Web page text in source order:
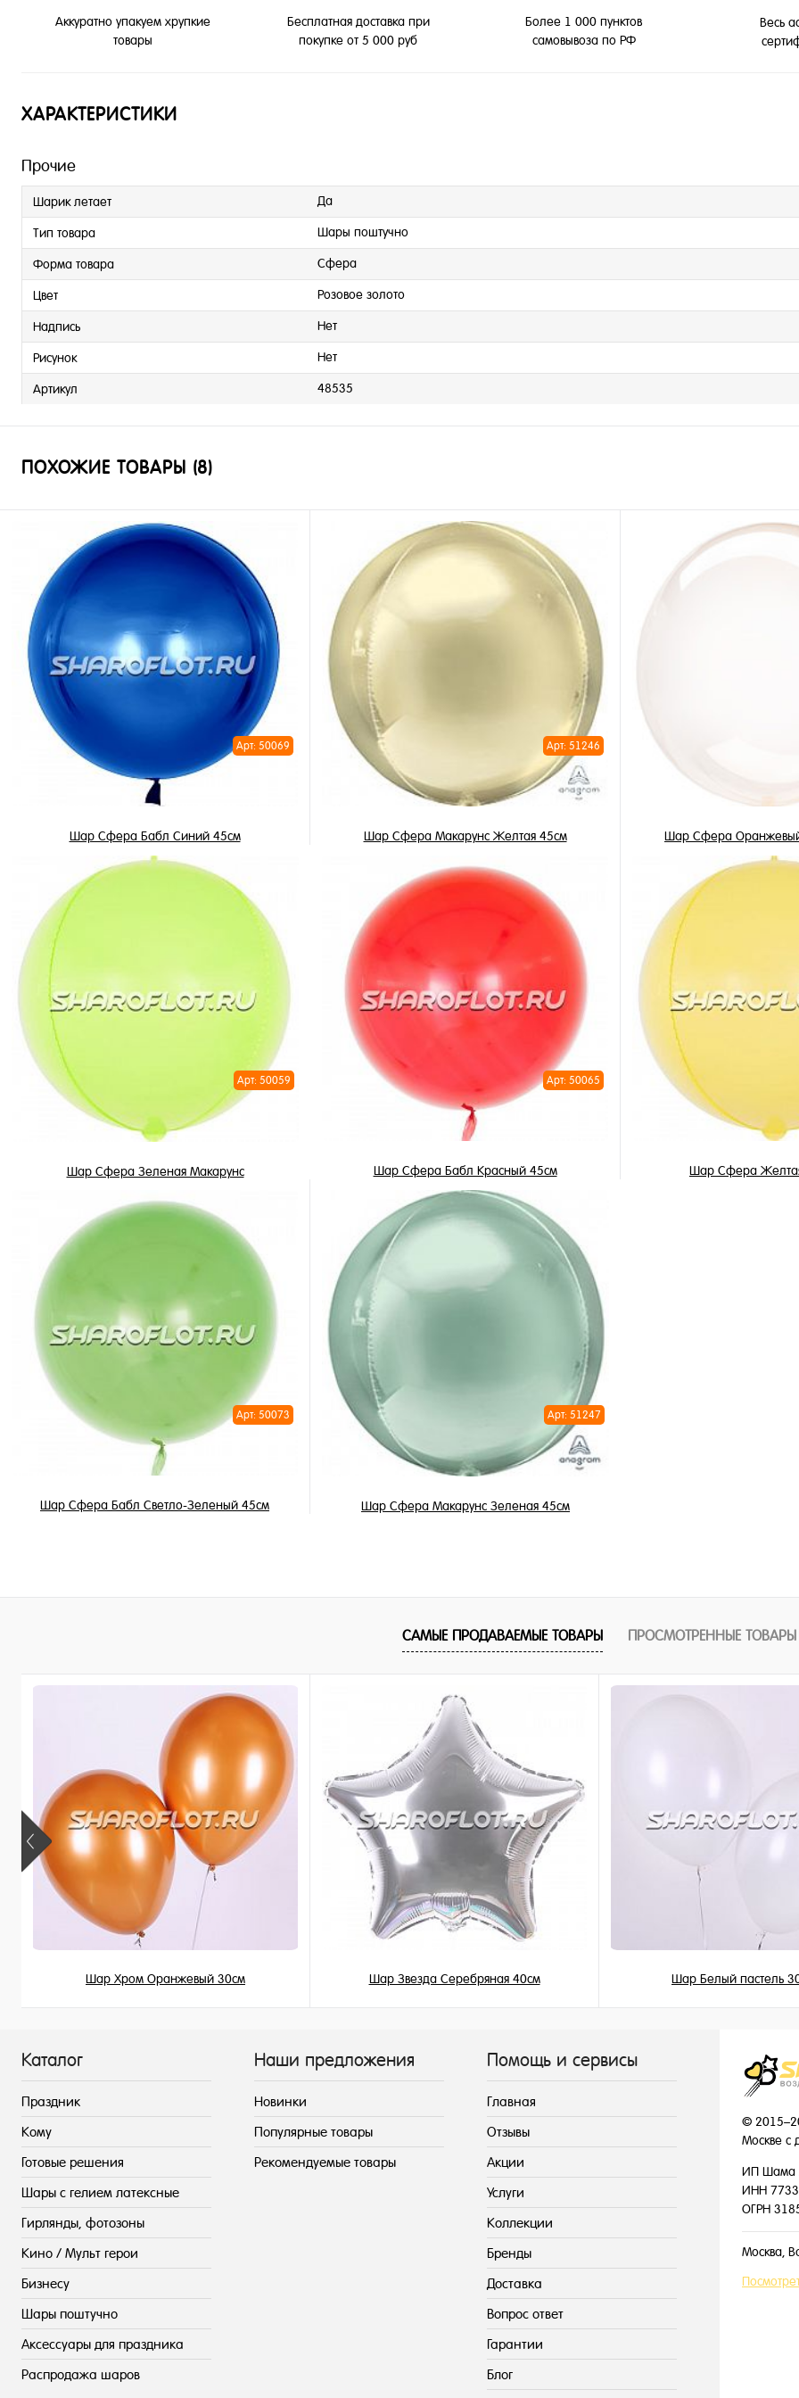
Аккуратно упакуем хрупкие
товары
Бесплатная доставка при
покупке от 5 000 руб
Более 1 000 пунктов
самовывоза по РФ
Весь
ХАРАКТЕРИСТИКИ
Прочие
Шарик летает Да
Тип товара Шары поштучно
Форма товара Сфера
Цвет Розовое золото
Надпись Нет
Рисунок Нет
Артикул 48535
ПОХОЖИЕ ТОВАРЫ (8)
Арт: 50069
Шар Сфера Бабл Синий 45см
Купить в 1 клик
В избранное
В наличии
Арт: 51246
Шар Сфера Макарунс Желтая 45см
1 250 ₽ / шт
Купить в 1 клик
В избранное
В наличии
Шар Сфера Оранжевый
Купить в 1 клик
В избранное
В наличии
Арт: 50059
Шар Сфера Зеленая Макарунс
850 ₽
Купить в 1 клик
В избранное
В наличии
Арт: 50065
Шар Сфера Бабл Красный 45см
490 ₽/ шт
Купить в 1 клик
В избранное
В наличии
Шар Сфера
Арт: 50073
Шар Сфера Бабл Светло-Зеленый 45см
В избранное
Арт: 51247
Шар Сфера Макарунс Зеленая 45см
В избранное
САМЫЕ ПРОДАВАЕМЫЕ ТОВАРЫ ПРОСМОТРЕННЫЕ ТОВАРЫ
Шар Хром Оранжевый 30см Шар Звезда Серебряная 40см Шар Белый пастель
Каталог
Праздник
Кому
Готовые решения
Шары с гелием латексные
Гирлянды, фотозоны
Кино / Мульт герои
Бизнесу
Шары поштучно
Аксессуары для праздника
Распродажа шаров
Наши предложения
Новинки
Популярные товары
Рекомендуемые товары
Помощь и сервисы
Главная
Отзывы
Акции
Услуги
Коллекции
Бренды
Доставка
Вопрос ответ
Гарантии
Блог
©
Москве с
ИП Шама
ИНН
ОГРН
Москва,